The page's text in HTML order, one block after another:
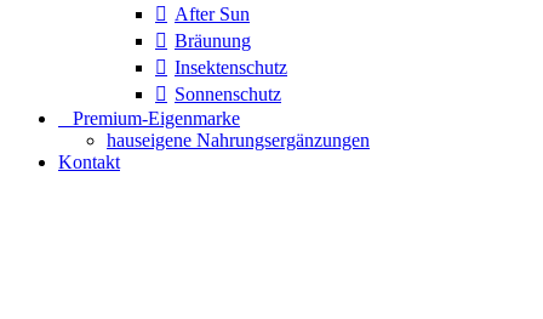
After Sun
Bräunung
Insektenschutz
Sonnenschutz
⠀​Premium-Eigenmarke
hauseigene Nahrungsergänzungen
Kontakt